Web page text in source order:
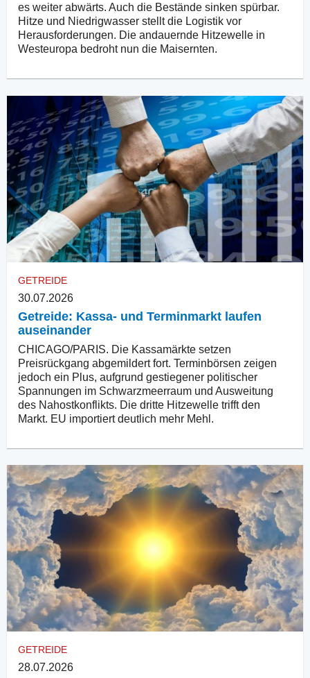
es weiter abwärts. Auch die Bestände sinken spürbar.
Hitze und Niedrigwasser stellt die Logistik vor
Herausforderungen. Die andauernde Hitzewelle in
Westeuropa bedroht nun die Maisernten.
GETREIDE
30.07.2026
Getreide: Kassa- und Terminmarkt laufen
auseinander
CHICAGO/PARIS. Die Kassamärkte setzen
Preisrückgang abgemildert fort. Terminbörsen zeigen
jedoch ein Plus, aufgrund gestiegener politischer
Spannungen im Schwarzmeerraum und Ausweitung
des Nahostkonflikts. Die dritte Hitzewelle trifft den
Markt. EU importiert deutlich mehr Mehl.
GETREIDE
28.07.2026